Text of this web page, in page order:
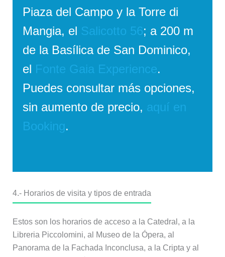
Piaza del Campo y la Torre di
Mangia, el Salicotto 56; a 200 m
de la Basílica de San Dominico,
el Fonte Gaia Experience.
Puedes consultar más opciones,
sin aumento de precio, aquí en
Booking.
4.- Horarios de visita y tipos de entrada
Estos son los horarios de acceso a la Catedral, a la
Libreria Piccolomini, al Museo de la Ópera, al
Panorama de la Fachada Inconclusa, a la Cripta y al